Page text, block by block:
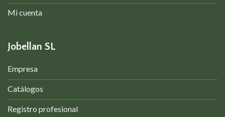
Mi cuenta
Jobellan SL
Empresa
Catálogos
Registro profesional